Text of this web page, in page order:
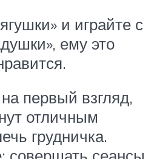
и играйте с
ему это
первый взгляд,
отличным
грудничка.